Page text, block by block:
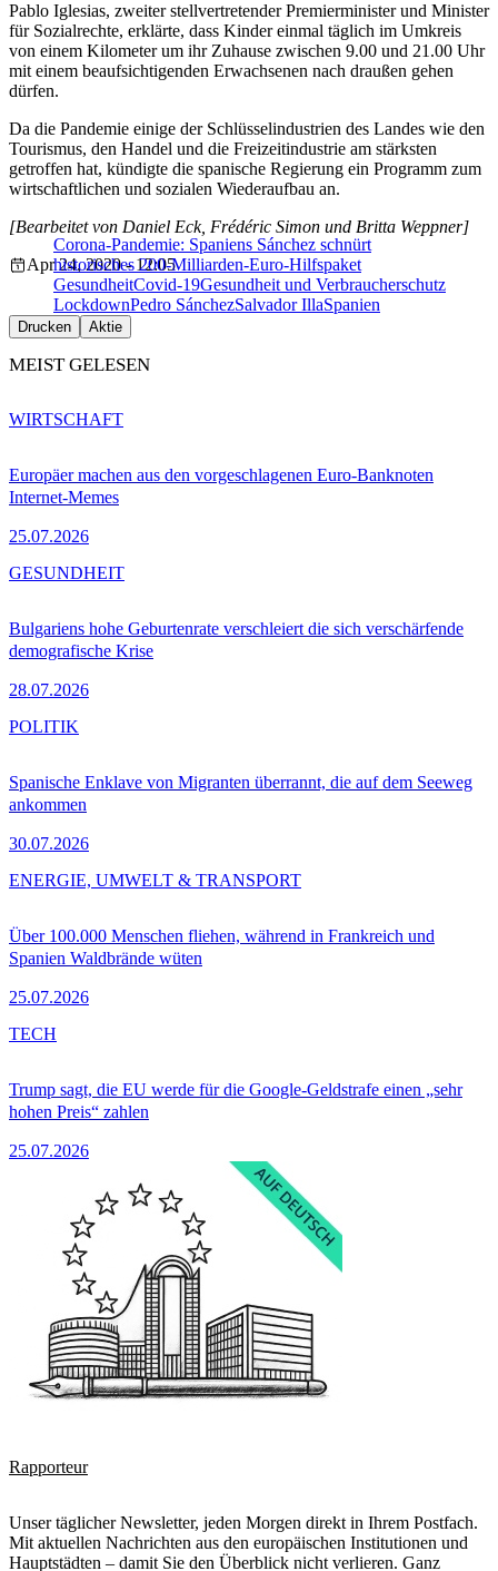
Pablo Iglesias, zweiter stellvertretender Premierminister und Minister
für Sozialrechte, erklärte, dass Kinder einmal täglich im Umkreis
von einem Kilometer um ihr Zuhause zwischen 9.00 und 21.00 Uhr
mit einem beaufsichtigenden Erwachsenen nach draußen gehen
dürfen.
Da die Pandemie einige der Schlüsselindustrien des Landes wie den
Tourismus, den Handel und die Freizeitindustrie am stärksten
getroffen hat, kündigte die spanische Regierung ein Programm zum
wirtschaftlichen und sozialen Wiederaufbau an.
Corona-Pandemie: Spaniens Sánchez schnürt
historisches 200-Milliarden-Euro-Hilfspaket
[Bearbeitet von Daniel Eck, Frédéric Simon und Britta Weppner]
Apr 24, 2020 - 12:05
GesundheitCovid-19Gesundheit und Verbraucherschutz
LockdownPedro SánchezSalvador IllaSpanien
Drucken Aktie
MEIST GELESEN
Europäer machen aus den vorgeschlagenen Euro-Banknoten
Internet-Memes
25.07.2026
WIRTSCHAFT
Bulgariens hohe Geburtenrate verschleiert die sich verschärfende
demografische Krise
28.07.2026
GESUNDHEIT
Spanische Enklave von Migranten überrannt, die auf dem Seeweg
ankommen
30.07.2026
POLITIK
Über 100.000 Menschen fliehen, während in Frankreich und
Spanien Waldbrände wüten
25.07.2026
ENERGIE, UMWELT & TRANSPORT
Trump sagt, die EU werde für die Google-Geldstrafe einen „sehr
hohen Preis“ zahlen
25.07.2026
TECH
Rapporteur
Unser täglicher Newsletter, jeden Morgen direkt in Ihrem Postfach.
Mit aktuellen Nachrichten aus den europäischen Institutionen und
Hauptstädten – damit Sie den Überblick nicht verlieren. Ganz